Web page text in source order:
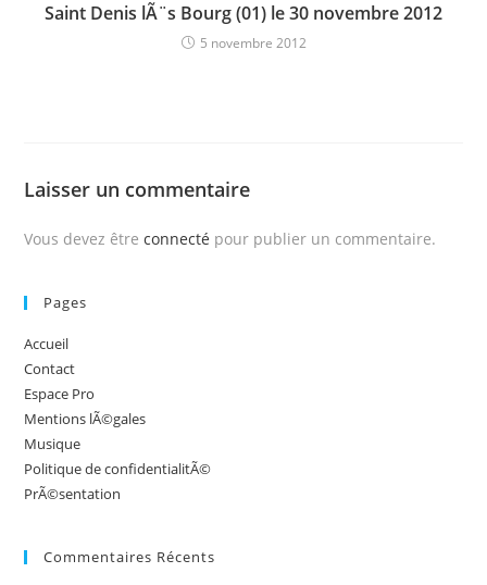
Saint Denis lÃ¨s Bourg (01) le 30 novembre 2012
5 novembre 2012
Laisser un commentaire
Vous devez êtreconnecté pour publier un commentaire.
Pages
Accueil
Contact
Espace Pro
Mentions lÃ©gales
Musique
Politique de confidentialitÃ©
PrÃ©sentation
Commentaires Récents